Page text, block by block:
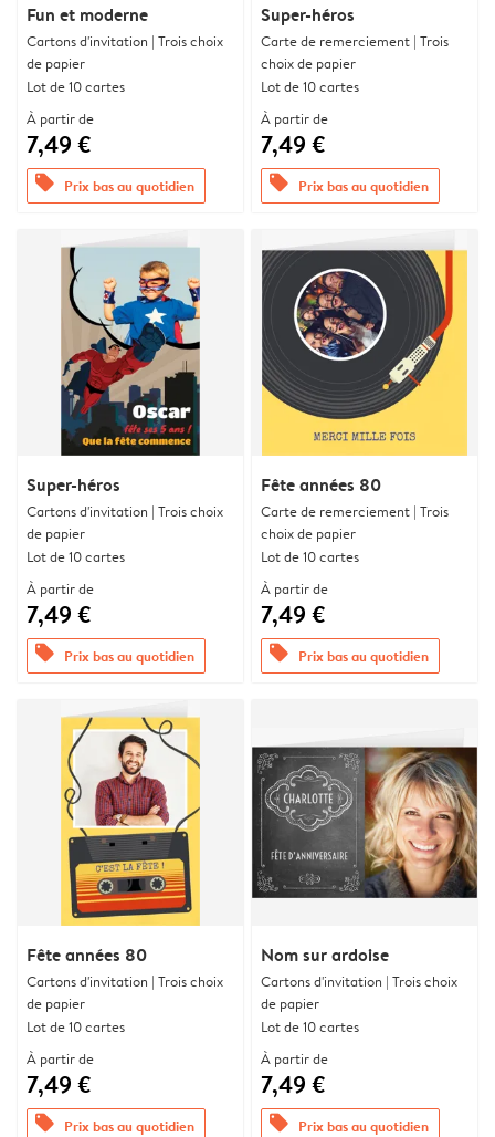
Fun et moderne
Cartons d'invitation | Trois choix
de papier
Lot de 10 cartes
À partir de
7,49 €
offers Prix bas au quotidien
Super-héros
Carte de remerciement | Trois
choix de papier
Lot de 10 cartes
À partir de
7,49 €
offers Prix bas au quotidien
Super-héros
Cartons d'invitation | Trois choix
de papier
Lot de 10 cartes
À partir de
7,49 €
offers Prix bas au quotidien
Fête années 80
Carte de remerciement | Trois
choix de papier
Lot de 10 cartes
À partir de
7,49 €
offers Prix bas au quotidien
Fête années 80
Cartons d'invitation | Trois choix
de papier
Lot de 10 cartes
À partir de
7,49 €
offers Prix bas au quotidien
Nom sur ardoise
Cartons d'invitation | Trois choix
de papier
Lot de 10 cartes
À partir de
7,49 €
offers Prix bas au quotidien